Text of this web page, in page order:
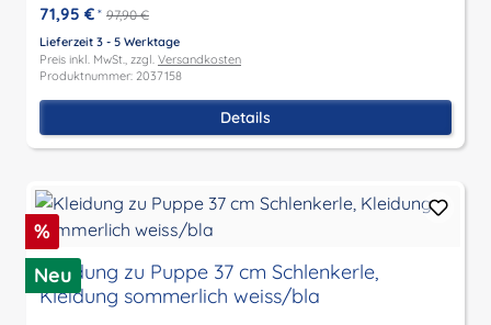
71,95 € * 97,90 €
Lieferzeit 3 - 5 Werktage
Preis inkl. MwSt., zzgl. Versandkosten
Produktnummer: 2037158
Details
Rabatt
%
Neu
Kleidung zu Puppe 37 cm Schlenkerle,
Kleidung sommerlich weiss/bla